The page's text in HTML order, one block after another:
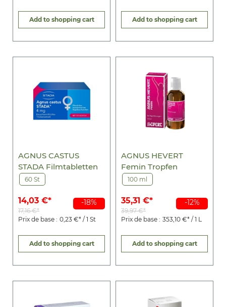
Add to shopping cart Add to shopping cart
-18%
AGNUS CASTUS
STADA Filmtabletten
60 St
14,03 €*
17,16 €*
Prix de base : 0,23 €* / 1 St
Add to shopping cart
-12%
AGNUS HEVERT
Femin Tropfen
100 ml
35,31 €*
39,97 €*
Prix de base : 353,10 €* / 1 L
Add to shopping cart